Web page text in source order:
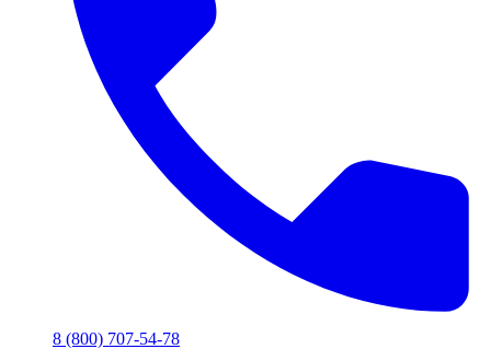
8 (800) 707-54-78